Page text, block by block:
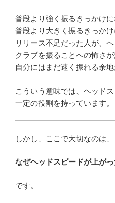
普段より強く振るきっかけに
普段より大きく振るきっかけ
リリース不足だった人が、
クラブを振ることへの怖さが
自分にはまだ速く振れる余地
こういう意味では、ヘッド
一定の役割を持っています。
しかし、ここで大切なのは、
なぜヘッドスピードが上が
です。